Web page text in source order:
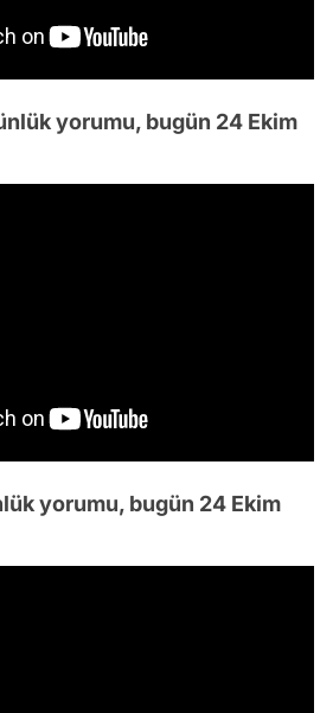
yorumu, bugün 24 Ekim
yorumu, bugün 24 Ekim